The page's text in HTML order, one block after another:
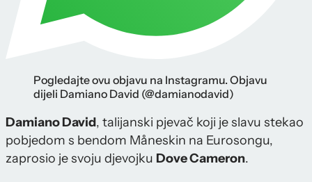
Pogledajte ovu objavu na Instagramu. Objavu
dijeli Damiano David (@damianodavid)
Damiano David, talijanski pjevač koji je slavu stekao
pobjedom s bendom Måneskin na Eurosongu,
zaprosio je svoju djevojku Dove Cameron.